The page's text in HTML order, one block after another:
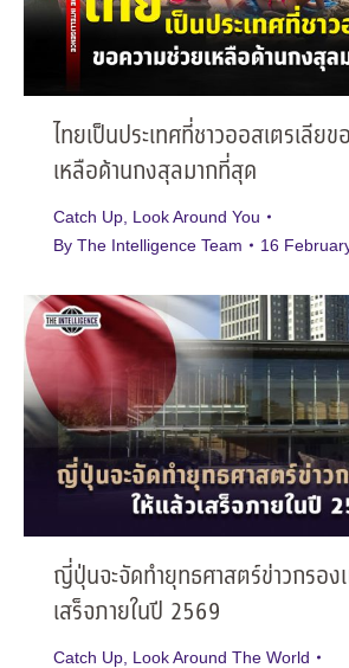
ไทยเป็นประเทศที่ชาวออสเตรเลีย
เหลือด้านกงสุลมากที่สุด
Catch Up Look Around You
By The Intelligence Team 16
ญี่ปุ่นจะจัดทำยุทธศาสตร์ข่าวกรอง
เสร็จภายในปี 2569
Catch Up Look Around The World